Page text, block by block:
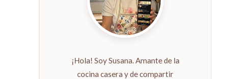
¡Hola! Soy Susana. Amante de la
cocina casera y de compartir